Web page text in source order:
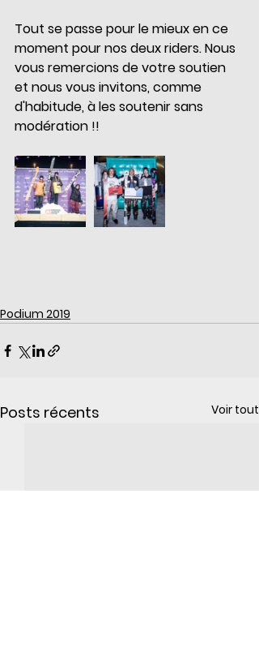
Tout se passe pour le mieux en ce
moment pour nos deux riders. Nous
vous remercions de votre soutien
et nous vous invitons, comme
d'habitude, à les soutenir sans
modération !!
Podium 2019
Posts récents Voir tout